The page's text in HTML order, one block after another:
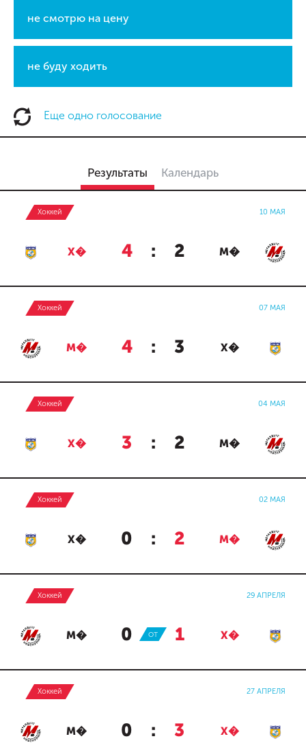
не смотрю на цену
не буду ходить
Еще одно голосование
Результаты Календарь
Хоккей 10 МАЯ
Х� 4 : 2 М�
Хоккей 07 МАЯ
М� 4 : 3 Х�
Хоккей 04 МАЯ
Х� 3 : 2 М�
Хоккей 02 МАЯ
Х� 0 : 2 М�
Хоккей 29 АПРЕЛЯ
М� 0 : 1 Х�
ОТ
Хоккей 27 АПРЕЛЯ
М� 0 : 3 Х�